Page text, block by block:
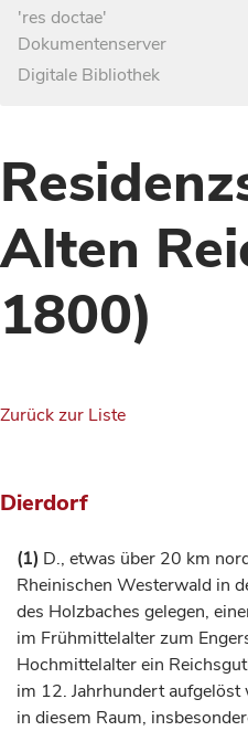
'res doctae'
Dokumentenserver
Digitale Bibliothek
Alten
1800)
Zurück zur Liste
Dierdorf
(1) D., etwas über 20 km
Rheinischen Westerwald in
des Holzbaches gelegen,
im Frühmittelalter zum
Hochmittelalter ein
im 12. Jahrhundertaufgelöst
in diesem Raum,